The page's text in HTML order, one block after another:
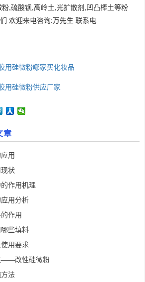
,硫酸钡,高岭土,光扩散剂,凹凸棒土等粉
欢迎来电咨询:万先生 联系电
用硅微粉哪家买化妆品
用硅微粉供应厂家
章
用
状
作用机理
用分析
作用
些填料
用要求
——改性硅微粉
法